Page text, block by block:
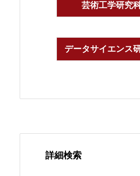
芸術工学研究
データサイエンス
詳細検索